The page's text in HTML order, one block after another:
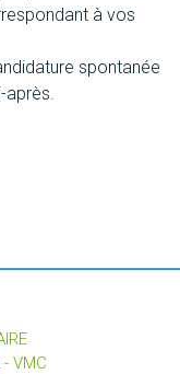
à vos
spontanée
après.
- VMC